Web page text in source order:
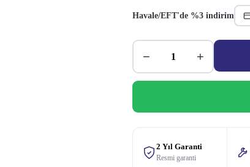
Havale/EFT'de %3 indirim
− +
2 Yıl Garanti
Resmi garanti